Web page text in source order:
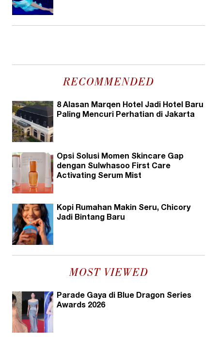
RECOMMENDED
8 Alasan Marqen Hotel Jadi Hotel Baru
Paling Mencuri Perhatian di Jakarta
Opsi Solusi Momen Skincare Gap
dengan Sulwhasoo First Care
Activating Serum Mist
Kopi Rumahan Makin Seru, Chicory
Jadi Bintang Baru
MOST VIEWED
Parade Gaya di Blue Dragon Series
Awards 2026